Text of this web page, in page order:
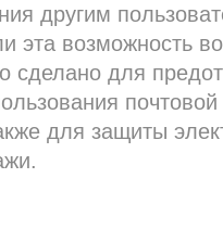
другим
эта возможность
сделано для
для защиты